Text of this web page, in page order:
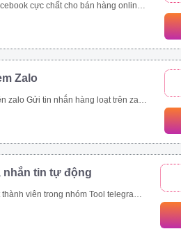
video livestream bán hàng online Tăng view, tăng mắt xem, comment, chia sẻ livestream Nhắn tin đến khách hàng tiềm năng tự động
Zalo
bạn có thể Kết bạn zalo theo danh sách SĐT có sẵn. Kết bạn zalo hàng loạt theo thành viên nhóm Tăng thành viên nhóm zalo nhanh chóng Mời bạn bè tham gia nhóm zalo theo danh sách bạn bè. Mời bạn bè tham gia nhóm zalo theo số điện thoại có sẵn.
nhắn tin tự động
nhóm Tool telegram join nhóm tự động